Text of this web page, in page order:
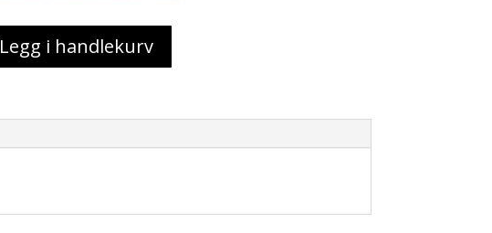
Legg i handlekurv